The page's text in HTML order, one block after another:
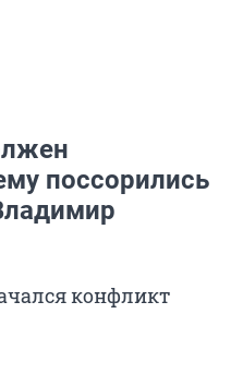
поссорились
конфликт